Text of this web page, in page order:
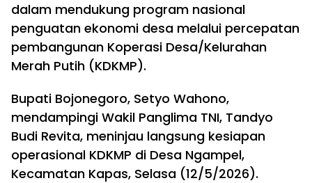
dalam mendukung program nasional
penguatan ekonomi desa melalui percepatan
pembangunan Koperasi Desa/Kelurahan
Merah Putih (KDKMP).
Bupati Bojonegoro, Setyo Wahono,
mendampingi Wakil Panglima TNI, Tandyo
Budi Revita, meninjau langsung kesiapan
operasional KDKMP di Desa Ngampel,
Kecamatan Kapas, Selasa (12/5/2026).